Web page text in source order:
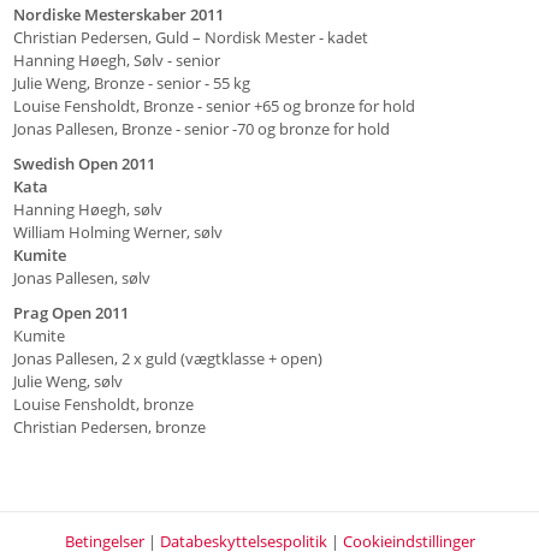
Nordiske Mesterskaber 2011
Christian Pedersen, Guld – Nordisk Mester - kadet
Hanning Høegh, Sølv - senior
Julie Weng, Bronze - senior - 55 kg
Louise Fensholdt, Bronze - senior +65 og bronze for hold
Jonas Pallesen, Bronze - senior -70 og bronze for hold
Swedish Open 2011
Kata
Hanning Høegh, sølv
William Holming Werner, sølv
Kumite
Jonas Pallesen, sølv
Prag Open 2011
Kumite
Jonas Pallesen, 2 x guld (vægtklasse + open)
Julie Weng, sølv
Louise Fensholdt, bronze
Christian Pedersen, bronze
Betingelser | Databeskyttelsespolitik | Cookieindstillinger